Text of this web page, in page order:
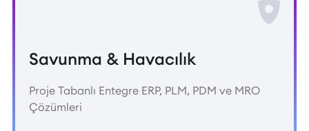
Savunma & Havacılık
Proje Tabanlı Entegre ERP, PLM, PDM ve MRO
Çözümleri